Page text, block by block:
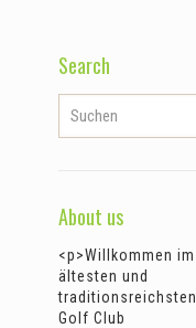
Search
About us
<p>Willkommen im
ältesten und
traditionsreichsten
Golf Club